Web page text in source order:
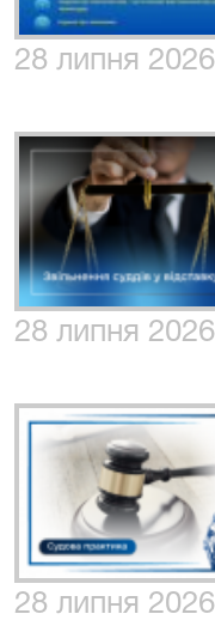
28 липня
28 липня
28 липня